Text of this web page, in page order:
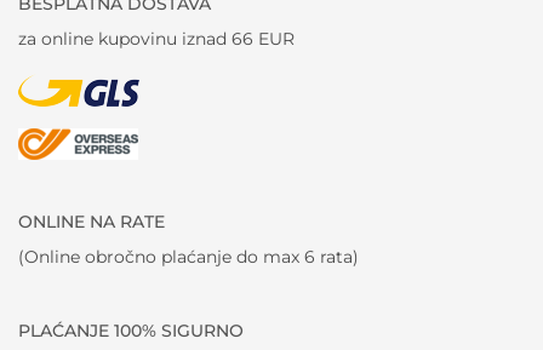
za online kupovinu iznad 66 EUR
ONLINE NA RATE
(Online obročno plaćanje do max 6 rata)
PLAĆANJE 100% SIGURNO